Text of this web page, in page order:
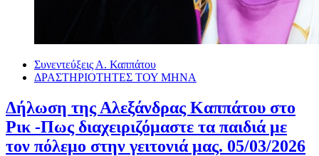
Συνεντεύξεις Α. Καππάτου
ΔΡΑΣΤΗΡΙΟΤΗΤΕΣ ΤΟΥ ΜΗΝΑ
Δήλωση της Αλεξάνδρας Καππάτου στο
Ρικ -Πως διαχειριζόμαστε τα παιδιά με
τον πόλεμο στην γειτονιά μας. 05/03/2026